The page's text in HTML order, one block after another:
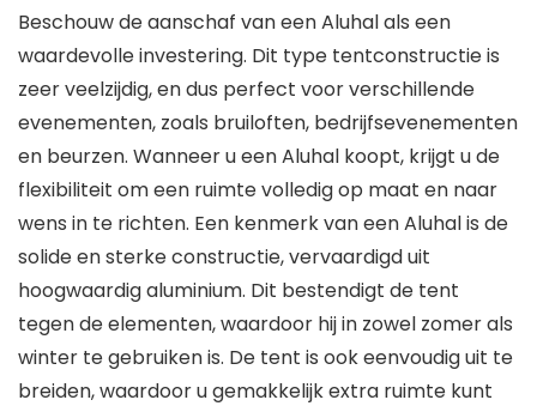
Beschouw de aanschaf van een Aluhal als een
waardevolle investering. Dit type tentconstructie is
zeer veelzijdig, en dus perfect voor verschillende
evenementen, zoals bruiloften, bedrijfsevenementen
en beurzen. Wanneer u een Aluhal koopt, krijgt u de
flexibiliteit om een ruimte volledig op maat en naar
wens in te richten. Een kenmerk van een Aluhal is de
solide en sterke constructie, vervaardigd uit
hoogwaardig aluminium. Dit bestendigt de tent
tegen de elementen, waardoor hij in zowel zomer als
winter te gebruiken is. De tent is ook eenvoudig uit te
breiden, waardoor u gemakkelijk extra ruimte kunt